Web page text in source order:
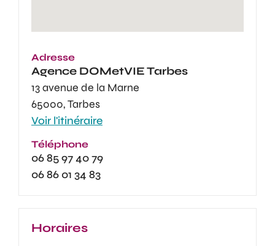
Adresse
Agence DOMetVIE Tarbes
13 avenue de la Marne
65000, Tarbes
Voir l'itinéraire
Téléphone
06 85 97 40 79
06 86 01 34 83
Horaires